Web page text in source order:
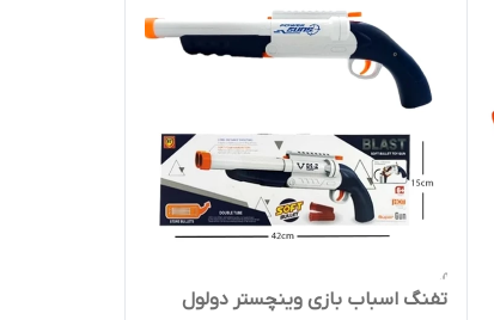
تفنگ اسباب بازی وینچستر دولول